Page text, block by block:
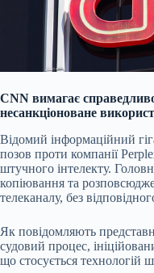
CNN вимагає
несанкціоноване
Відомий інформаційний
позов проти компанії
штучного інтелекту.
копіювання та
телеканалу, без
Як повідомляють
судовий процес,
що стосується технологій